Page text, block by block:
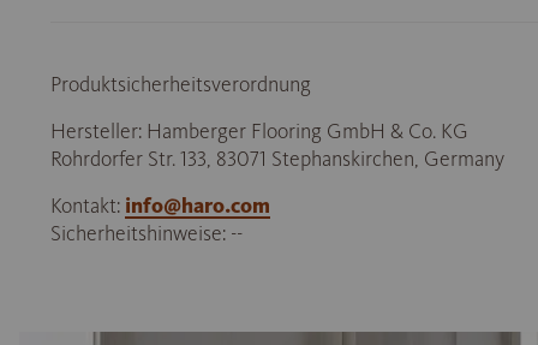
Produktsicherheitsverordnung
Hersteller: Hamberger Flooring GmbH & Co. KG
Rohrdorfer Str. 133, 83071 Stephanskirchen, Germany
Kontakt: info@haro.com
Sicherheitshinweise: --